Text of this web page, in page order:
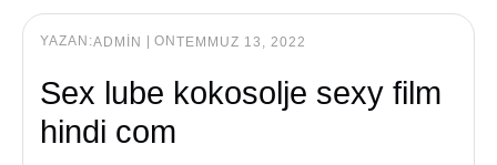
YAZAN:ADMIN ON TEMMUZ 13, 2022
Sex lube kokosolje sexy film
hindi com